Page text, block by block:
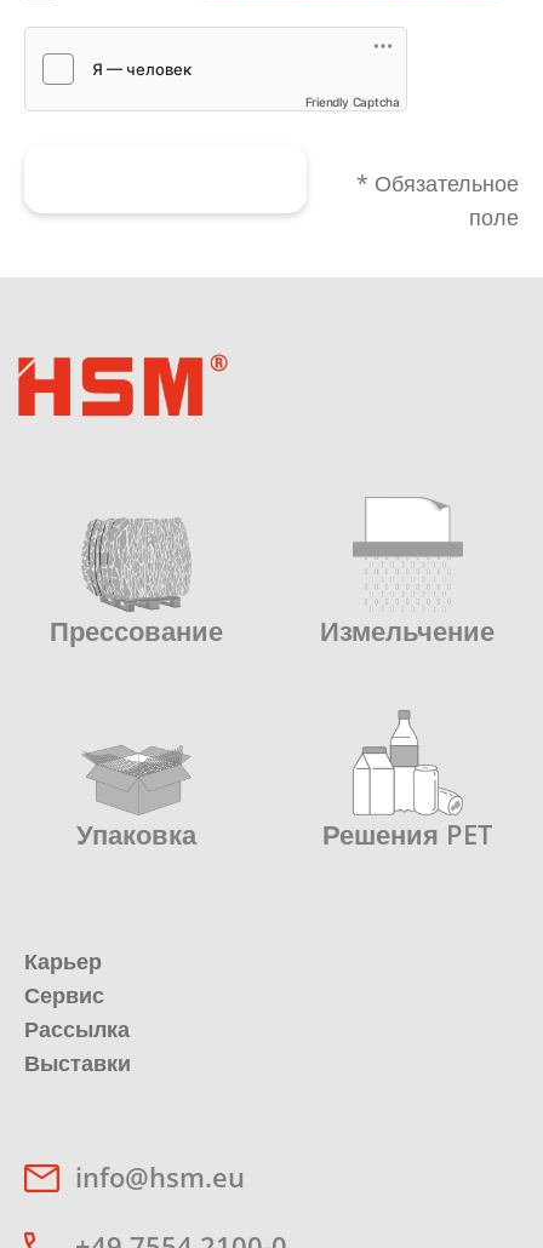
Friendly Captcha
* Обязательное
поле
Прессование Измельчение
Упаковка Решения PET
Карьер
Сервис
Рассылка
Выставки
info@hsm.eu